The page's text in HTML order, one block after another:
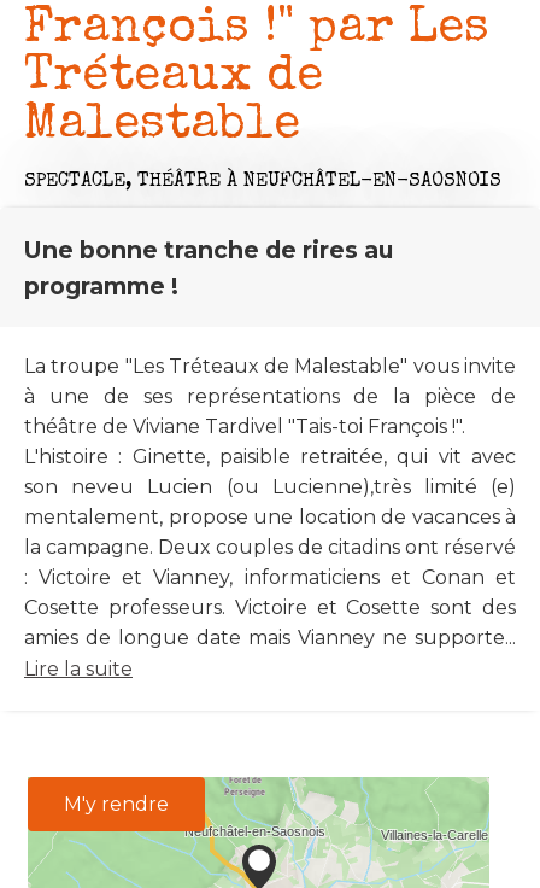
François !" par Les
Tréteaux de
Malestable
SPECTACLE, THÉÂTRE À NEUFCHÂTEL-EN-SAOSNOIS
Une bonne tranche de rires au
programme !
La troupe "Les Tréteaux de Malestable" vous invite
à une de ses représentations de la pièce de
théâtre de Viviane Tardivel "Tais-toi François !".
L'histoire : Ginette, paisible retraitée, qui vit avec
son neveu Lucien (ou Lucienne),très limité (e)
mentalement, propose une location de vacances à
la campagne. Deux couples de citadins ont réservé
: Victoire et Vianney, informaticiens et Conan et
Cosette professeurs. Victoire et Cosette sont des
amies de longue date mais Vianney ne supporte...
Lire la suite
M'y rendre